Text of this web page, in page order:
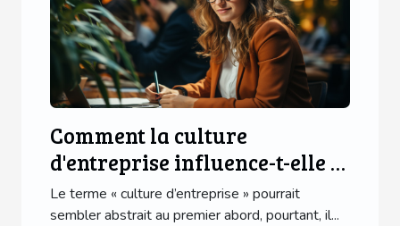
Comment la culture
d'entreprise influence-t-elle le
progrès des affaires ?
Le terme « culture d’entreprise » pourrait
sembler abstrait au premier abord, pourtant, il...